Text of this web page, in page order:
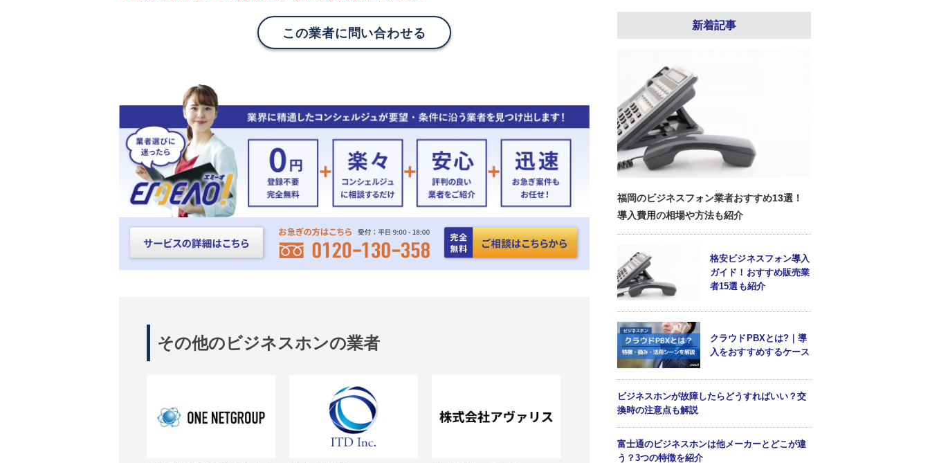
この業者に問い合わせる
その他のビジネスホンの業者
新着記事
福岡のビジネスフォン業者おすすめ13選！
導入費用の相場や方法も紹介
格安ビジネスフォン導入
ガイド！おすすめ販売業
者15選も紹介
クラウドPBXとは?｜導
入をおすすめするケース
ビジネスホンが故障したらどうすればいい？交
換時の注意点も解説
富士通のビジネスホンは他メーカーとどこが違
う？3つの特徴を紹介